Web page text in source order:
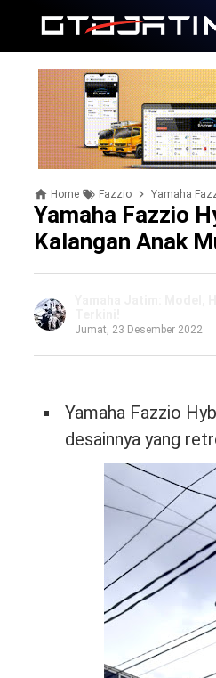
Home Fazzio Yamaha
Yamaha Fazzio
Kalangan Anak
Jumat, 23 Desember 2022
Yamaha Fazzio
desainnya yang